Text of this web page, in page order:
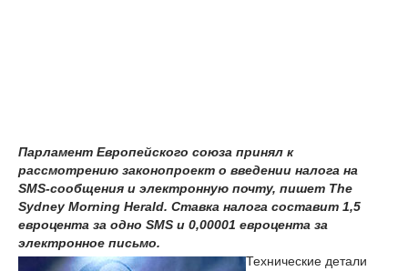
Парламент Европейского союза принял к
рассмотрению законопроект о введении налога на
SMS-сообщения и электронную почту, пишет The
Sydney Morning Herald. Ставка налога составит 1,5
евроцента за одно SMS и 0,00001 евроцента за
электронное письмо.
Технические детали